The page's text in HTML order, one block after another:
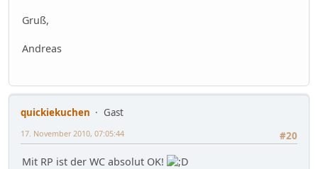
Gruß,
Andreas
quickiekuchen
Gast
#20
17. November 2010, 07:05:44
Mit RP ist der WC absolut OK!